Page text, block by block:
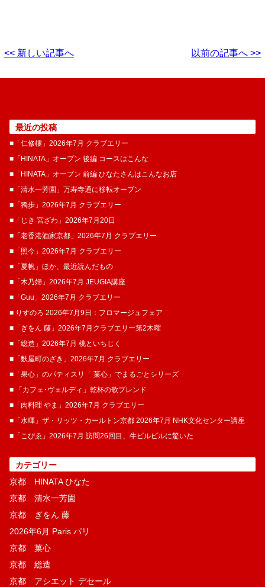
<< 新しい記事へ 以前の記事へ >>
最近の投稿
■「仁修樓」2026年7月 クラブエリー
■「HINATA」オープン 後編 コースはこんな
■「HINATA」オープン 前編 ひなたさんはこんなお店
■「清水一芳園」万寿寺通に移転オープン
■「獨歩」2026年7月 クラブエリー
■「じき 宮ざわ」2026年7月20日
■「老香港酒家京都」2026年7月 クラブエリー
■「照今」2026年7月 クラブエリー
■「夏帆」ほか、最近読んだもの
■「木乃婦」2026年7月 JEUGIA講座
■「Guu」2026年7月 クラブエリー
■ りすのろ 2026年7月9日：フロマージュフェア
■「ぎをん 藤」2026年7月クラブエリー第2木曜
■「総造」2026年7月 桃といちじく
■「麩屋町のざき」2026年7月 クラブエリー
■「果心」のパティスリ「 菓​心」でまるごとシリーズ
■ 「カフェ･ヴェルディ」乾杯の歌ブレンド
■「肉料理 やま」2026年7月 クラブエリー
■「水暉」ザ・リッツ・カールトン京都 2026年7月 NHK文化センター講座
■「こぴゑ」2026年7月 訪問26回目、牛ピルピルに驚いた
カテゴリー
京都 HINATA ひなた
京都 清水一芳園
京都 ぎをん 藤
2026年6月 Paris パリ
京都 菓​心
京都 総造
京都 アシエット デセール